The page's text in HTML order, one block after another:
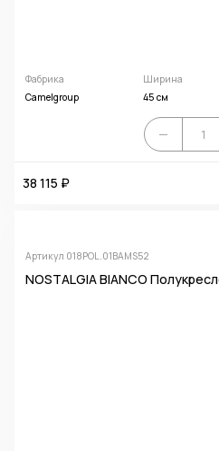
Фабрика
Camelgroup
Ширина
45 см
38 115 ₽
Артикул 018POL.01BAMS52
NOSTALGIA BIANCO